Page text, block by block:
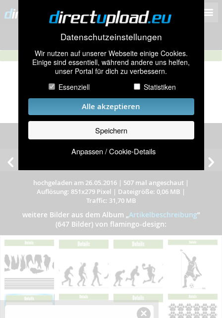
Datenschutzeinstellungen
Wir nutzen auf unserer Webseite einige Cookies.
Einige sind essentiell, während andere uns helfen,
unser Portal für dich zu verbessern.
Essenziell
Statistiken
Alle akzeptieren
Speichern
Anpassen / Cookie-Details
hochgeladen am 26.05.2016 | 507 mal angeschaut |
Auflösung: 851x279 Pixel | Dateigröße: 0,06 MB |
Traffic: 31,70 MB
weitere Bilder aus dem Album „Artikelbeschreibung”
(647 Bilder) von flamingo-design:
×